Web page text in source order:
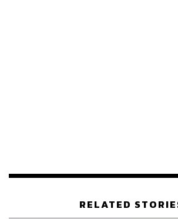
เรียกร้องให้เพิ่มกำลังการผลิตเพื่อลดราคา
RELATED